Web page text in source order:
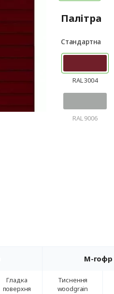
Палітра
Стандартна
RAL 3004
RAL 9006
M-гофр
Гладка
поверхня
Тиснення
woodgrain